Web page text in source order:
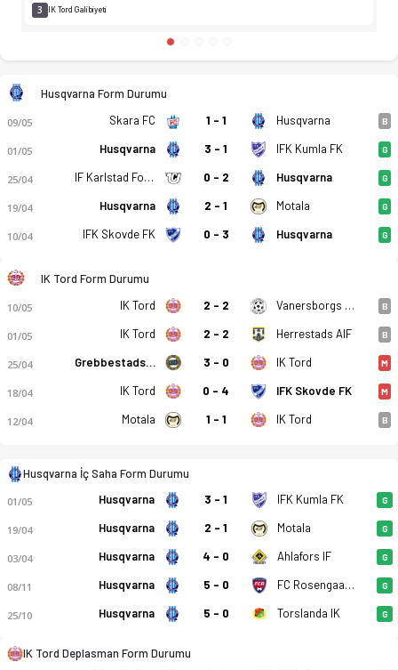
Husqvarna FF - IK Tord 1-1 bitti. Gol anları, kadro,
3 IK Tord Galibiyeti
Husqvarna Form Durumu
09/05 Skara FC 1 - 1 Husqvarna B
01/05 Husqvarna 3 - 1 IFK Kumla FK G
25/04 IF Karlstad Fotbollutveckling 0 - 2 Husqvarna G
19/04 Husqvarna 2 - 1 Motala G
10/04 IFK Skovde FK 0 - 3 Husqvarna G
IK Tord Form Durumu
10/05 IK Tord 2 - 2 Vanersborgs FK B
01/05 IK Tord 2 - 2 Herrestads AIF B
25/04 Grebbestads IF 3 - 0 IK Tord M
18/04 IK Tord 0 - 4 IFK Skovde FK M
12/04 Motala 1 - 1 IK Tord B
Husqvarna İç Saha Form Durumu
01/05 Husqvarna 3 - 1 IFK Kumla FK G
19/04 Husqvarna 2 - 1 Motala G
03/04 Husqvarna 4 - 0 Ahlafors IF G
08/11 Husqvarna 5 - 0 FC Rosengaard 1917 G
25/10 Husqvarna 5 - 0 Torslanda IK G
IK Tord Deplasman Form Durumu